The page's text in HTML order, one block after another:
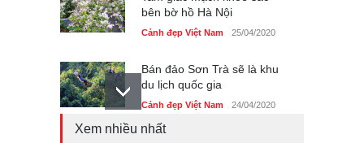
bên bờ hồ Hà Nội
Cảnh đẹp Việt Nam 25/04/2020
Bán đảo Sơn Trà sẽ là khu
du lịch quốc gia
Cảnh đẹp Việt Nam 24/04/2020
Xem nhiều nhất